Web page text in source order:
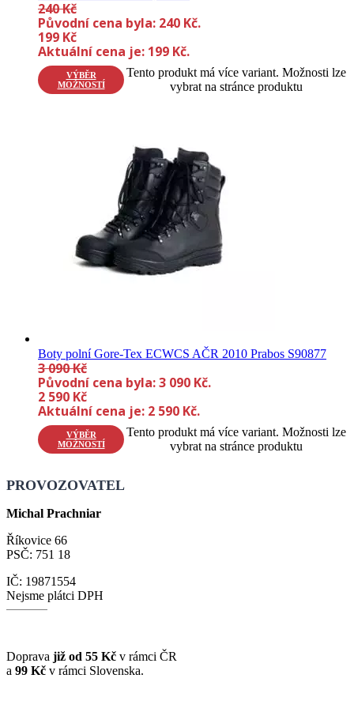
240Kč
Původní cena byla: 240 Kč.
199 Kč
Aktuální cena je: 199 Kč.
VÝBĚR
MOŽNOSTÍ
Tento produkt má více variant. Možnosti lze
vybrat na stránce produktu
Boty polní Gore-Tex ECWCS AČR 2010 Prabos S90877
3 090Kč
Původní cena byla: 3 090 Kč.
2 590 Kč
Aktuální cena je: 2 590 Kč.
VÝBĚR
MOŽNOSTÍ
Tento produkt má více variant. Možnosti lze
vybrat na stránce produktu
PROVOZOVATEL
Michal Prachniar
Říkovice 66
PSČ: 751 18
IČ: 19871554
Nejsme plátci DPH
Doprava již od 55 Kč v rámci ČR
a 99 Kč v rámci Slovenska.